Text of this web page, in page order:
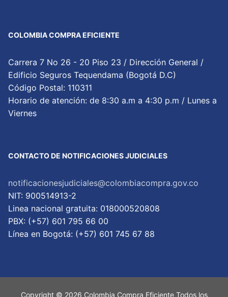
COLOMBIA COMPRA EFICIENTE
Carrera 7 No 26 - 20 Piso 23 / Dirección General /
Edificio Seguros Tequendama (Bogotá D.C)
Código Postal: 110311
Horario de atención: de 8:30 a.m a 4:30 p.m / Lunes a
Viernes
CONTACTO DE NOTIFICACIONES JUDICIALES
notificacionesjudiciales@colombiacompra.gov.co
NIT: 900514913-2
Linea nacional gratuita: 018000520808
PBX: (+57) 601 795 66 00
Lí­nea en Bogotá: (+57) 601 745 67 88
Copyright © 2026 Colombia Compra Eficiente Todos los